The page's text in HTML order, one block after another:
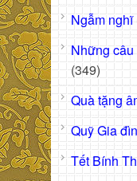
Ngẫm nghĩ
Những
(349)
Quà tặng
Quỹ Gia
Tết Bính